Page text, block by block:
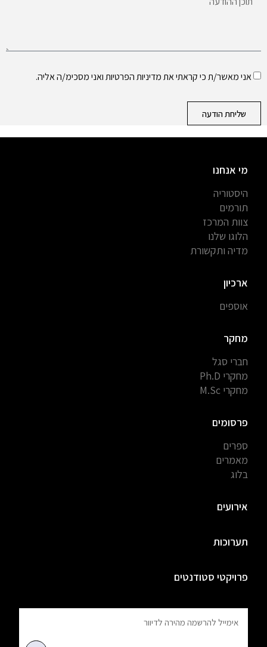
אני מאשר/ת כי קראתי אתמדיניות הפרטיותואני מסכימ/ה אליה.
שליחת הודעה
מי אנחנו
היסטוריה
תורמים
צוות המרכז
הלוגו שלנו
מדיה ותקשורת
ארכיון
אוספים
מחקר
חברי סגל
מחקרי Ph.D
מחקרי M.Sc
פרסומים
ספרים
מאמרים
בלוג
אירועים
תערוכות
פרויקטי סטודנטים